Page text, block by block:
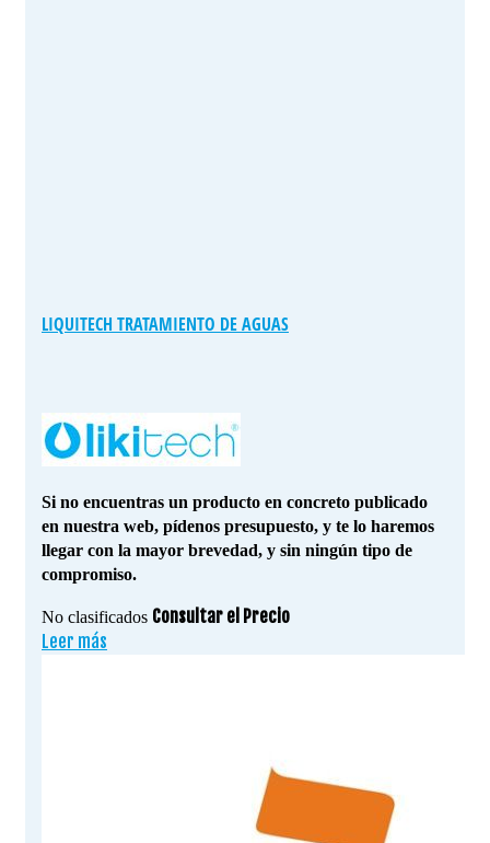
LIQUITECH TRATAMIENTO DE AGUAS
Si no encuentras un producto en concreto publicado
en nuestra web, pídenos presupuesto, y te lo haremos
llegar con la mayor brevedad, y sin ningún tipo de
compromiso.
No clasificados Consultar el Precio
Leer más